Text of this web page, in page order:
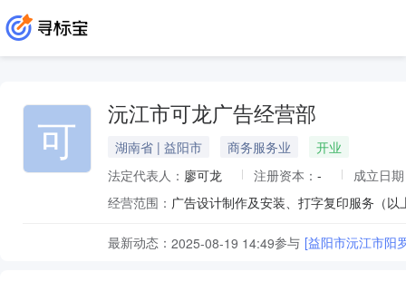
可 沅江市可龙广告经营部
湖南省 | 益阳市 商务服务业
开业
法定代表人： 廖可龙 注册资本： -
成立日
经营范围： 广告设计制作及安装、打字复印服务（
最新动态： 2025-08-19 14:49参与 [益阳市沅江市阳